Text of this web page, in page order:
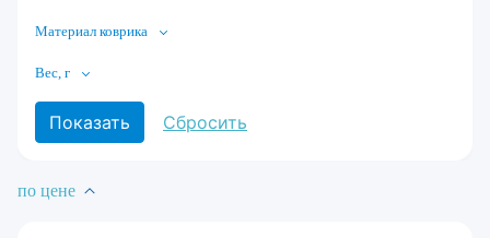
Материал коврика
Вес, г
по цене